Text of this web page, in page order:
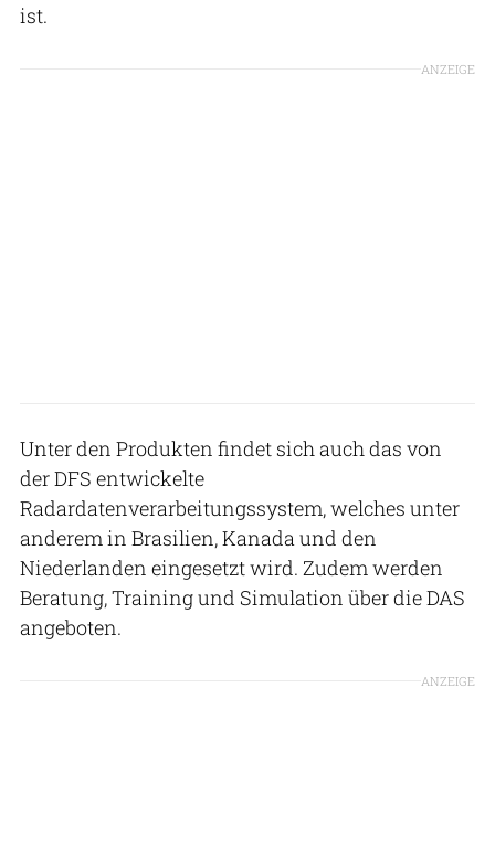
ist.
ANZEIGE
Unter den Produkten findet sich auch das von
der DFS entwickelte
Radardatenverarbeitungssystem, welches unter
anderem in Brasilien, Kanada und den
Niederlanden eingesetzt wird. Zudem werden
Beratung, Training und Simulation über die DAS
angeboten.
ANZEIGE